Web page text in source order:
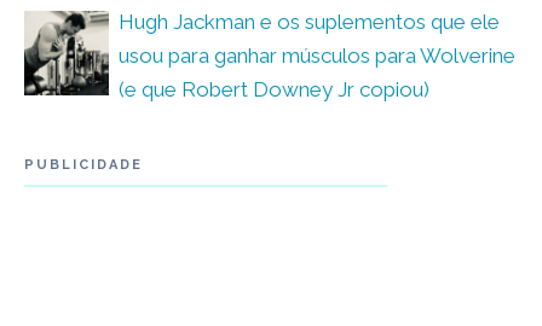
Hugh Jackman e os suplementos que ele
usou para ganhar músculos para Wolverine
(e que Robert Downey Jr copiou)
PUBLICIDADE